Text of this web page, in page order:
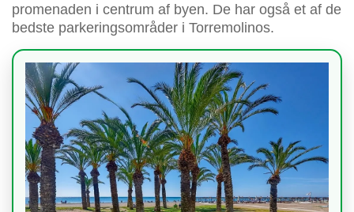
promenaden i centrum af byen. De har også et af de
bedste parkeringsområder i Torremolinos.